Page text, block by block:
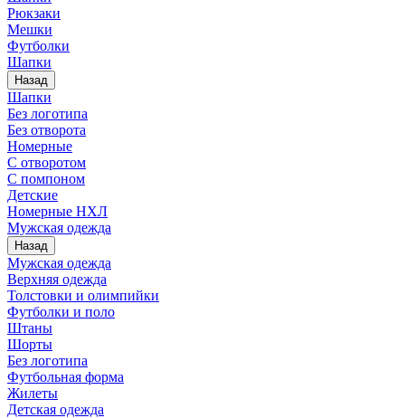
Рюкзаки
Мешки
Футболки
Шапки
Назад
Шапки
Без логотипа
Без отворота
Номерные
С отворотом
С помпоном
Детские
Номерные НХЛ
Мужская одежда
Назад
Мужская одежда
Верхняя одежда
Толстовки и олимпийки
Футболки и поло
Штаны
Шорты
Без логотипа
Футбольная форма
Жилеты
Детская одежда